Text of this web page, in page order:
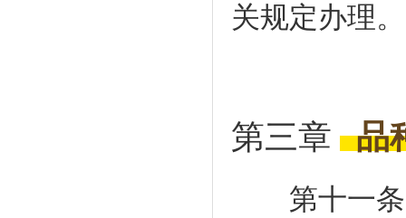
关规定办理。
第三章 品
第十一条